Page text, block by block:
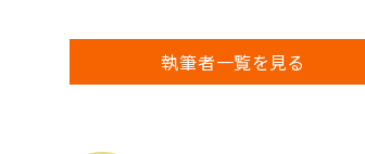
執筆者一覧を見る